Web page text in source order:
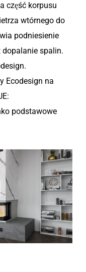
część korpusu
wtórnego do
podniesienie
dopalanie spalin.
Ecodesign na
podstawowe